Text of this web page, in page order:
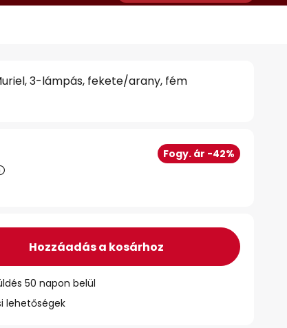
3-lámpás, fekete/arany, fém
Fogy. ár -42%
Hozzáadás a kosárhoz
50 napon belül
lehetőségek